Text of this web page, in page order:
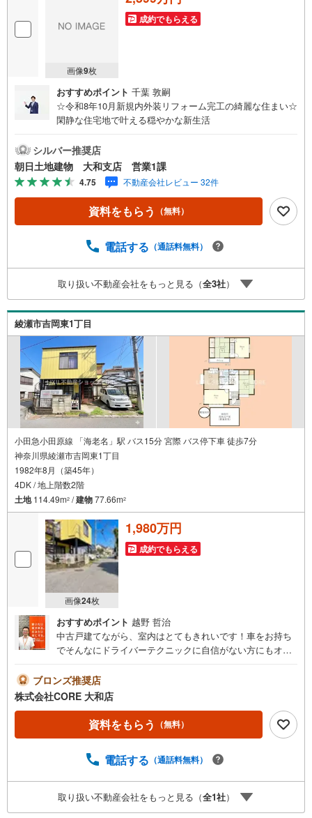
画像9枚
成約でもらえる
おすすめポイント 千葉 敦嗣
☆令和8年10月新規内外装リフォーム完工の綺麗な住まい☆
閑静な住宅地で叶える穏やかな新生活
シルバー推奨店
朝日土地建物 大和支店 営業1課
4.75 不動産会社レビュー 32件
資料をもらう （無料）
電話する （通話料無料）
取り扱い不動産会社をもっと見る（全3社）
綾瀬市吉岡東1丁目
小田急小田原線 「海老名」駅 バス15分 宮際 バス停下車 徒歩7分
神奈川県綾瀬市吉岡東1丁目
1982年8月（築45年）
4DK / 地上階数2階
土地114.49m2 /建物77.66m2
画像24枚
1,980万円
成約でもらえる
おすすめポイント 越野 哲治
中古戸建てながら、室内はとてもきれいです！車をお持ち
でそんなにドライバーテクニックに自信がない方にもオス
物も楽々ですね（＃＾＾＃）＝＝＝＝＝＝＝＝＝＝＝＝＝
＝＝＝＝＝＝＝＝＝＝＝＝＝＝＝＝＝●フェアー期間中に物
件のお問い合わせをして頂いたお客様にギフトカード1000
円分プレゼント♪●ご案内に参加して頂いたお客様にはギフ
トカード4000円分プレゼント♪合計5000円分プレゼント♪
ールアドレス必須）※詳細は当社営業スタッフまでお問い合
す。ぜひお気軽にご連絡下さい！現地を見学される場合は
ブロンズ推奨店
株式会社CORE 大和店
資料をもらう （無料）
電話する （通話料無料）
取り扱い不動産会社をもっと見る（全1社）